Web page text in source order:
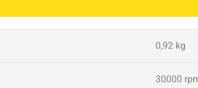
0,92 kg
30000